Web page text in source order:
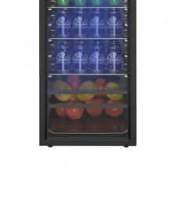
Cuptoare cu microunde
Cuptoare cu microunde
Hote de bucatarie
Incorporabile
Aparate frigorifice incorporabile